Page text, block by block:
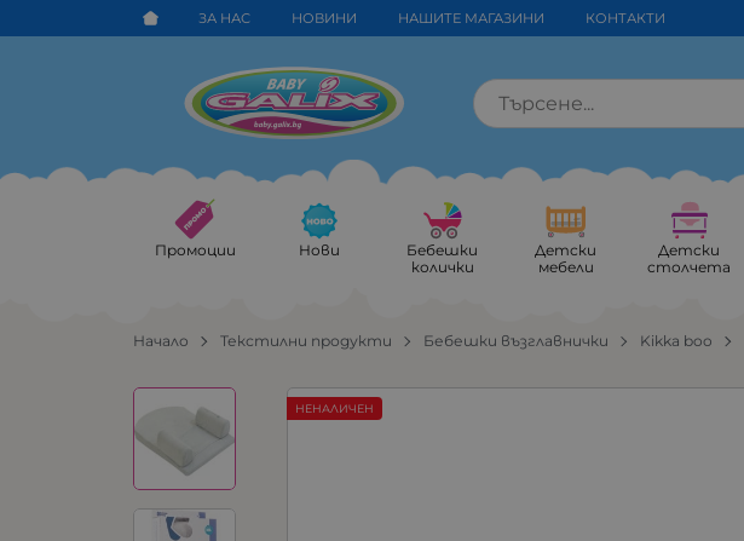
ЗА НАС НОВИНИ НАШИТЕ МАГАЗИНИ КОНТАКТИ
Промоции Нови
Бебешки
колички
Детски
мебели
Детски
столчета
Начало Текстилни продукти Бебешки възглавнички Kikka boo
НЕНАЛИЧЕН